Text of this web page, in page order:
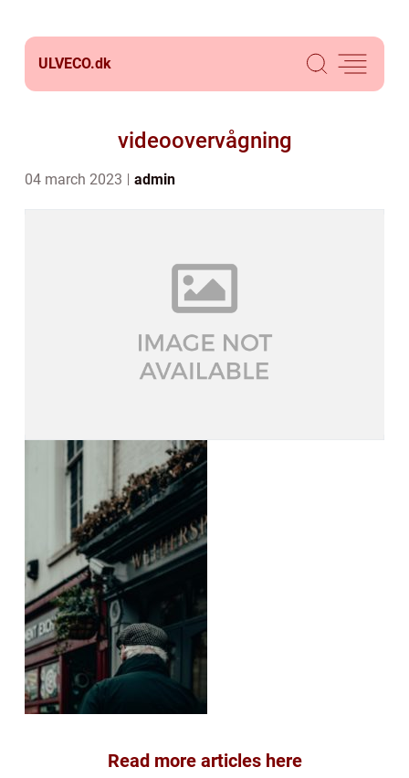
ULVECO.dk
videoovervågning
04 march 2023 admin
Read more articles here